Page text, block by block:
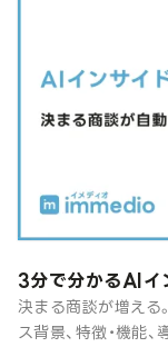
3分で分かるAI
決まる商談が増える
ス背景、特徴・機能